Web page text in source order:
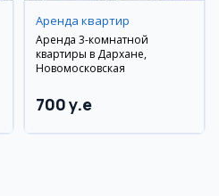
Аренда квартир
Аренда 3-комнатной
квартиры в Дархане,
Новомосковская
700 y.e